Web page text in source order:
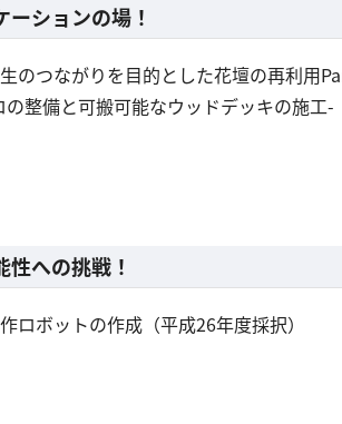
ーションの場！
のつながりを目的とした花壇の再利用
整備と可搬可能なウッドデッキの施工-
性への挑戦！
ロボットの作成（平成26年度採択）